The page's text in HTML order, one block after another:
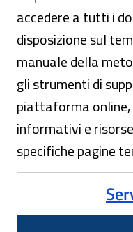
accedere a tutti i
disposizione sul
manuale della
gli strumenti di
piattaforma
informativi e
specifiche pagine